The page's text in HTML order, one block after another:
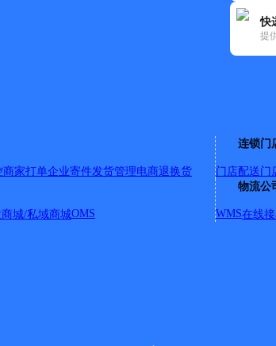
快
提
商家打单企业寄件发货管理电商退换货
连锁门
门店配送门
城/私域商城OMS
物流公
WMS在线
30米